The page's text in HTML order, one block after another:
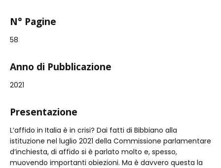
N° Pagine
58
Anno di Pubblicazione
2021
Presentazione
L’affido in Italia è in crisi? Dai fatti di Bibbiano alla
istituzione nel luglio 2021 della Commissione parlamentare
d’inchiesta, di affido si è parlato molto e, spesso,
muovendo importanti obiezioni. Ma è davvero questa la